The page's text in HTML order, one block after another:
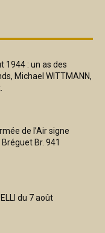
1944 : un as des
Michael WITTMANN,
de l’Air signe
Br. 941
du 7 août